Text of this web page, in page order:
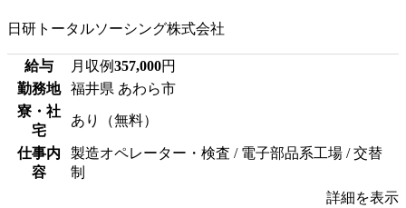
日研トータルソーシング株式会社
給与 月収例357,000円
勤務地
福井県 あわら市
寮・社
宅
あり（無料）
仕事内
容
製造オペレーター・検査 / 電子部品系工場 / 交替
制
詳細を表示